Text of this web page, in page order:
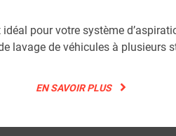
idéal pour votre système
lavage de véhicules à plusieurs
EN SAVOIR PLUS